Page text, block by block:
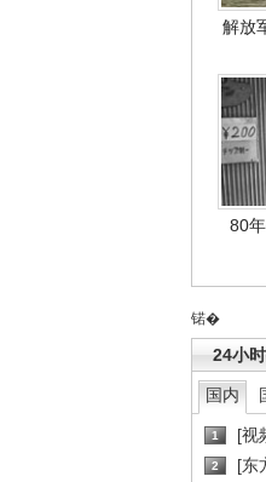
解放
80
锘�
24小
国内
1 [视
2 [东